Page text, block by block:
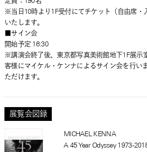
※当日10時より1F受付にてチケット（自由席・
いたします。
■サイン会
開始予定 16:30
※講演会終了後、東京都写真美術館地下1F展示
客様にマイケル・ケンナによるサイン会を行い
ただけます。
展覧会図録
MICHAEL KENNA
A 45 Year Odyssey 1973-